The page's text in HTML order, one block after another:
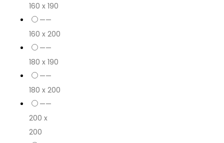
160 x 190
——
160 x 200
——
180 x 190
——
180 x 200
——
200 x
200